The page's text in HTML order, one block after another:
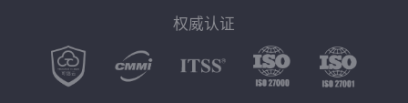
权威认证